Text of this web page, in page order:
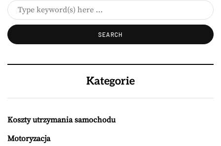
Kategorie
Koszty utrzymania samochodu
Motoryzacja